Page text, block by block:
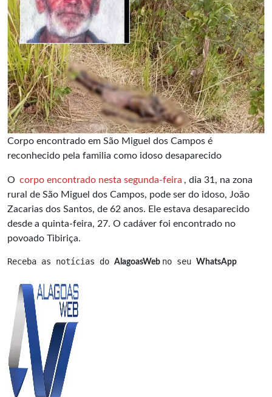
Corpo encontrado em São Miguel dos Campos é
reconhecido pela familia como idoso desaparecido
O corpo encontrado nesta segunda-feira , dia 31, na zona
rural de São Miguel dos Campos, pode ser do idoso, João
Zacarias dos Santos, de 62 anos. Ele estava desaparecido
desde a quinta-feira, 27. O cadáver foi encontrado no
povoado Tibiriça.
Receba as notícias do AlagoasWeb no seu WhatsApp